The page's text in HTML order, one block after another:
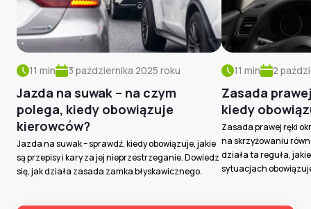
11 min 3 października 2025 roku
Jazda na suwak – na czym
polega, kiedy obowiązuje
kierowców?
Jazda na suwak – sprawdź, kiedy obowiązuje, jakie
są przepisy i kary za jej nieprzestrzeganie. Dowiedz
się, jak działa zasada zamka błyskawicznego.
11 min 2
Zasada
kiedy
Zasada prawej ręki
na skrzyżowaniu
działa ta reguła,
sytuacjach